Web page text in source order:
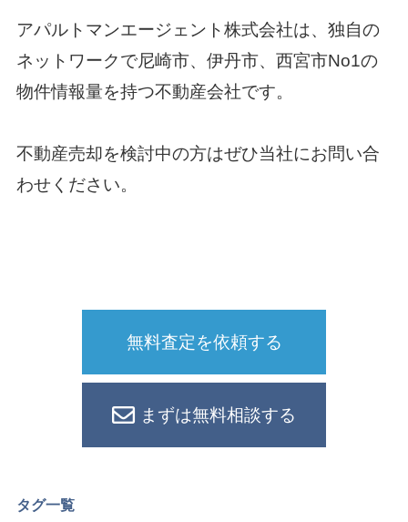
アパルトマンエージェント株式会社は、独自の
ネットワークで尼崎市、伊丹市、西宮市No1の
物件情報量を持つ不動産会社です。
不動産売却を検討中の方はぜひ当社にお問い合
わせください。
無料査定を依頼する
まずは無料相談する
タグ一覧